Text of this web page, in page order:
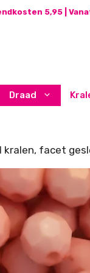
5,95 |
Draad
kralen, facet